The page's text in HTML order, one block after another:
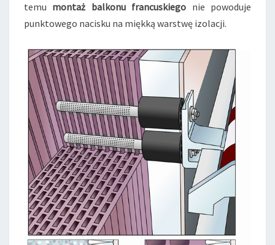
temu montaż balkonu francuskiego nie powoduje
punktowego nacisku na miękką warstwę izolacji.